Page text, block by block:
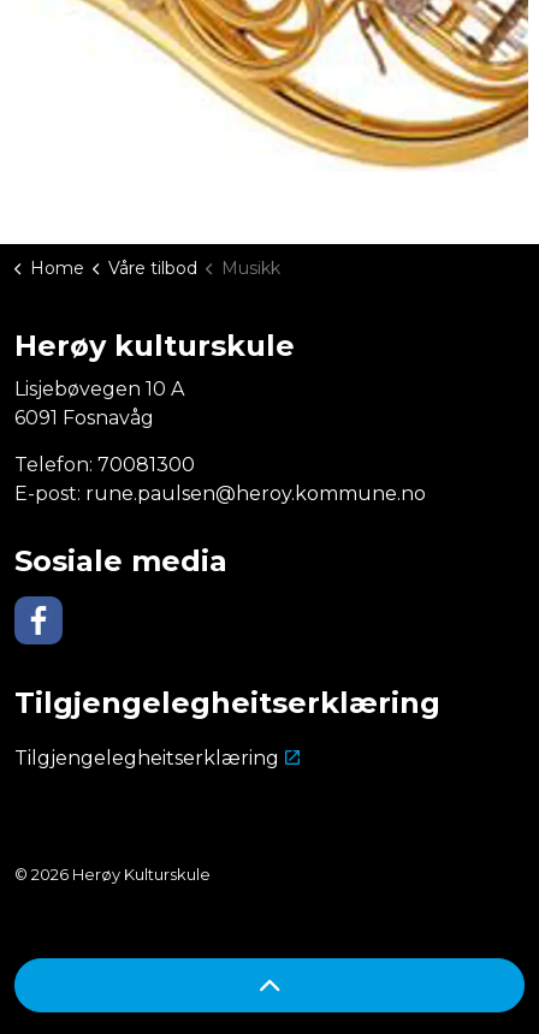
Home Våre tilbod Musikk
Herøy kulturskule
Lisjebøvegen 10 A
6091 Fosnavåg
Telefon: 70081300
E-post: rune.paulsen@heroy.kommune.no
Sosiale media
Tilgjengelegheitserklæring
Tilgjengelegheitserklæring
© 2026 Herøy Kulturskule